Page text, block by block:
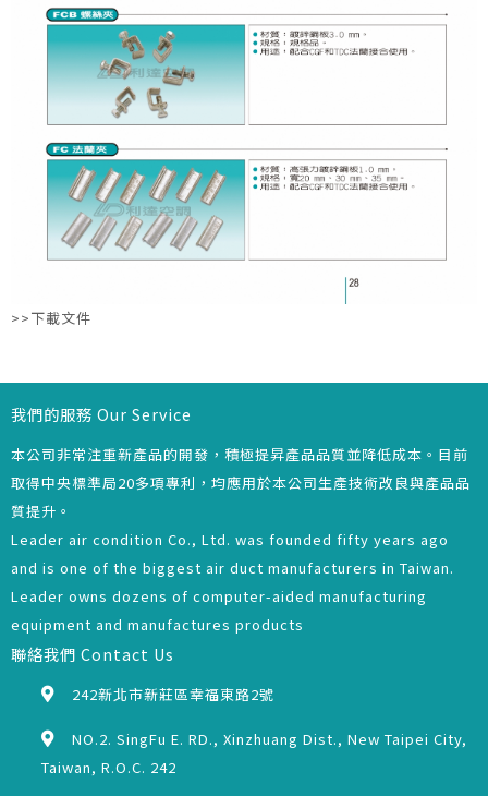
>>下載文件
我們的服務 Our Service
本公司非常注重新產品的開發，積極提昇產品品質並降低成本。目前
取得中央標準局20多項專利，均應用於本公司生產技術改良與產品品
質提升。
Leader air condition Co., Ltd. was founded fifty years ago
and is one of the biggest air duct manufacturers in Taiwan.
Leader owns dozens of computer-aided manufacturing
equipment and manufactures products
聯絡我們 Contact Us
242新北市新莊區幸福東路2號
NO.2. SingFu E. RD., Xinzhuang Dist., New Taipei City,
Taiwan, R.O.C. 242